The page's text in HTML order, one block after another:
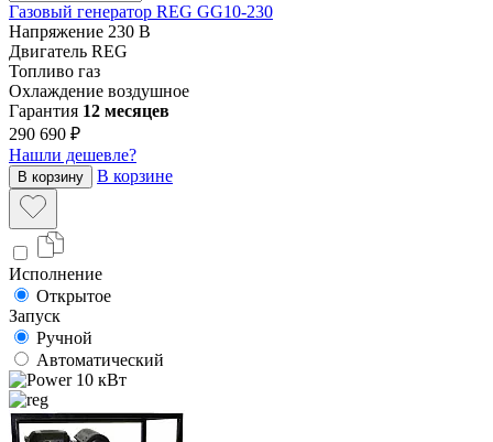
Газовый генератор REG GG10-230
Напряжение 230 В
Двигатель REG
Топливо газ
Охлаждение воздушное
Гарантия 12 месяцев
290 690 ₽
Нашли дешевле?
В корзину В корзине
Исполнение
Открытое
Запуск
Ручной
Автоматический
10 кВт